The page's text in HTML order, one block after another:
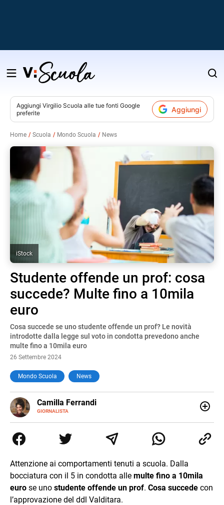
Salta
contenuto
Aggiungi Virgilio Scuola alle tue fonti Google
preferite
Aggiungi
Home Scuola Mondo Scuola News
iStock
Studente offende un prof: cosa
succede? Multe fino a 10mila
euro
Cosa succede se uno studente offende un prof? Le novità
introdotte dalla legge sul voto in condotta prevedono anche
multe fino a 10mila euro
26 Settembre 2024
Mondo Scuola News
Camilla Ferrandi
GIORNALISTA
E-
MAIL
LINKEDIN
di trasformare la passione per la scrittura in un lavoro, e
da lì non mi sono più fermata. L’attualità è il mio pane
mente.
Attenzione ai comportamenti tenuti a scuola. Dalla
bocciatura con il 5 in condotta alle multe fino a 10mila
euro se uno studente offende un prof. Cosa succede con
l’approvazione del ddl Valditara.